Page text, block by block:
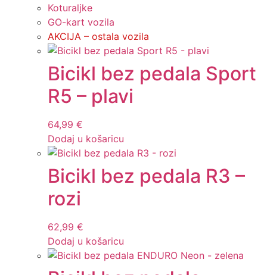
Koturaljke
GO-kart vozila
AKCIJA – ostala vozila
Bicikl bez pedala Sport
R5 – plavi
64,99 €
Dodaj u košaricu
Bicikl bez pedala R3 –
rozi
62,99 €
Dodaj u košaricu